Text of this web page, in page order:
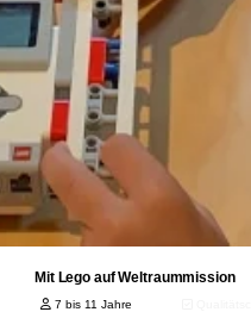
Mit Lego auf Weltraummission
7 bis 11 Jahre